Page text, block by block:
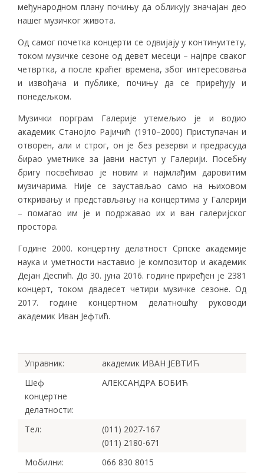
међународном плану почињу да обликују значајан део
нашег музичког живота.
Од самог почетка концерти се одвијају у континуитету,
током музичке сезоне од девет месеци – најпре сваког
четвртка, а после краћег времена, због интересовања
и извођача и публике, почињу да се приређују и
понедељком.
Музички порграм Галерије утемељио је и водио
академик Станојло Рајичић (1910–2000) Приступачан и
отворен, али и строг, он је без резерви и предрасуда
бирао уметнике за јавни наступ у Галерији. Посебну
бригу посвећивао је новим и најмлађим даровитим
музичарима. Није се заустављао само на њиховом
откривању и представљању на концертима у Галерији
– помагао им је и подржавао их и ван галеријског
простора.
Године 2000. концертну делатност Српске академије
наука и уметности наставио је композитор и академик
Дејан Деспић. До 30. јуна 2016. године приређен је 2381
концерт, током двадесет четири музичке сезоне. Од
2017. године концертном делатношћу руководи
академик Иван Јефтић.
Управник:
академик ИВАН ЈЕВТИЋ
Шеф
концертне
делатности:
АЛЕКСАНДРА БОБИЋ
Тел:
(011) 2027-167
(011) 2180-671
Мобилни:
066 830 8015